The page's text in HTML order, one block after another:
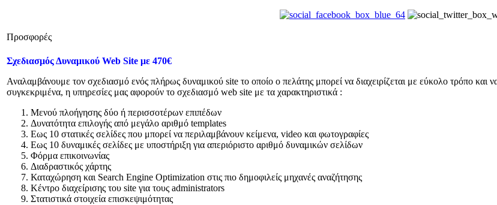
Προσφορές
Σχεδιασμός Δυναμικού Web Site με 470€
Αναλαμβάνουμε τον σχεδιασμό ενός πλήρως δυναμικού site το οποίο ο πελάτης μπορεί να διαχειρίζεται με εύκολο τρόπο και
συγκεκριμένα, η υπηρεσίες μας αφορούν το σχεδιασμό web site με τα χαρακτηριστικά :
Μενού πλοήγησης δύο ή περισσοτέρων επιπέδων
Δυνατότητα επιλογής από μεγάλο αριθμό templates
Εως 10 στατικές σελίδες που μπορεί να περιλαμβάνουν κείμενα, video και φωτογραφίες
Εως 10 δυναμικές σελίδες με υποστήριξη για απεριόριστο αριθμό δυναμικών σελίδων
Φόρμα επικοινωνίας
Διαδραστικός χάρτης
Καταχώρηση και Search Engine Optimization στις πιο δημοφιλείς μηχανές αναζήτησης
Κέντρο διαχείρισης του site για τους administrators
Στατιστικά στοιχεία επισκεψιμότητας